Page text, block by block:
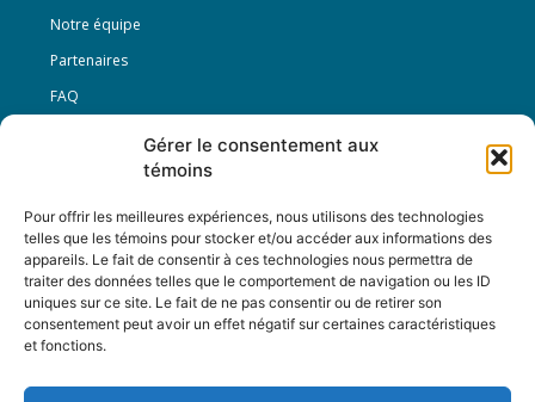
Gérer le consentement aux
témoins
Pour offrir les meilleures expériences, nous utilisons des technologies
telles que les témoins pour stocker et/ou accéder aux informations des
appareils. Le fait de consentir à ces technologies nous permettra de
traiter des données telles que le comportement de navigation ou les ID
uniques sur ce site. Le fait de ne pas consentir ou de retirer son
consentement peut avoir un effet négatif sur certaines caractéristiques
et fonctions.
Notre équipe
Partenaires
FAQ
Conditions générales
Nous Suivre